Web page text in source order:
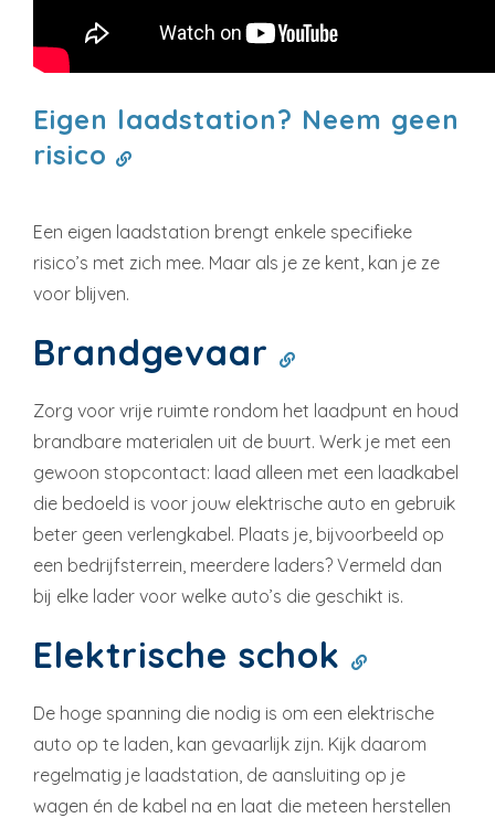
Eigen laadstation? Neem geen
risico
Een eigen laadstation brengt enkele specifieke
risico’s met zich mee. Maar als je ze kent, kan je ze
voor blijven.
Brandgevaar
Zorg voor vrije ruimte rondom het laadpunt en houd
brandbare materialen uit de buurt. Werk je met een
gewoon stopcontact: laad alleen met een laadkabel
die bedoeld is voor jouw elektrische auto en gebruik
beter geen verlengkabel. Plaats je, bijvoorbeeld op
een bedrijfsterrein, meerdere laders? Vermeld dan
bij elke lader voor welke auto’s die geschikt is.
Elektrische schok
De hoge spanning die nodig is om een elektrische
auto op te laden, kan gevaarlijk zijn. Kijk daarom
regelmatig je laadstation, de aansluiting op je
wagen én de kabel na en laat die meteen herstellen